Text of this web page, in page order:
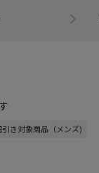
き対象商品（メンズ)